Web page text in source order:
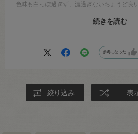
色味も白っぽ過ぎず、濃過ぎないちょうど良
両建てで使える上品さがあります。
ある程度ふっくらゆとりのあるタックを使い
スカートを
続きを読む
参考になった
絞り込み 表